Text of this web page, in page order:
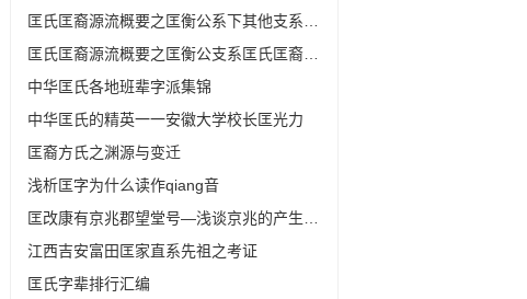
中华匡氏各地班辈字派集锦
中华匡氏的精英一一安徽大学校长匡光力
匡裔方氏之渊源与变迁
浅析匡字为什么读作qiang音
江西吉安富田匡家直系先祖之考证
匡氏字辈排行汇编